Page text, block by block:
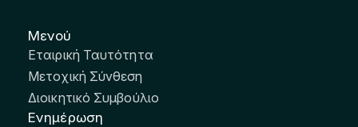
Μενού
Εταιρική Ταυτότητα
Μετοχική Σύνθεση
Διοικητικό Συμβούλιο
Ενημέρωση